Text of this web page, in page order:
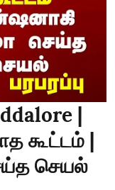
|
கூட்டம் |
செயல்